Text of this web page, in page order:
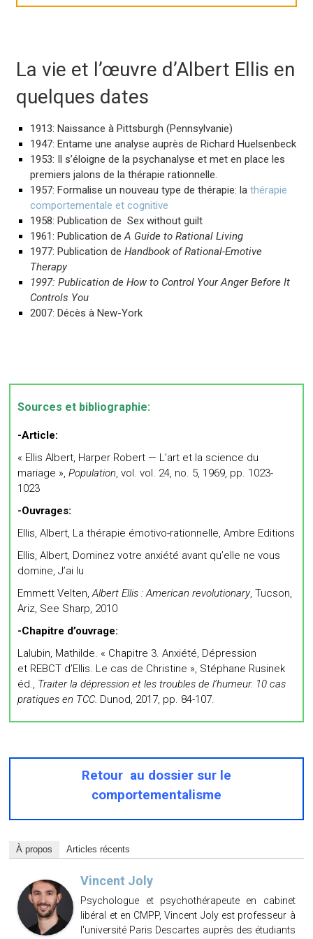
La vie et l’œuvre d’Albert Ellis en
quelques dates
1913: Naissance à Pittsburgh (Pennsylvanie)
1947: Entame une analyse auprès de Richard Huelsenbeck
1953: Il s’éloigne de la psychanalyse et met en place les
premiers jalons de la thérapie rationnelle.
1957: Formalise un nouveau type de thérapie: la thérapie
comportementale et cognitive
1958: Publication de Sex without guilt
1961: Publication deA Guide to Rational Living
1977: Publication deHandbook of Rational-Emotive
Therapy
1997: Publication de How to Control Your Anger Before It
Controls You
2007: Décès à New-York
Sources et bibliographie:
-Article:
« Ellis Albert, Harper Robert — L’art et la science du
mariage »,Population , vol. vol. 24, no. 5, 1969, pp. 1023-
1023
-Ouvrages:
Ellis, Albert, La thérapie émotivo-rationnelle, Ambre Editions
Ellis, Albert, Dominez votre anxiété avant qu’elle ne vous
domine, J’ai lu
EmmettVelten ,Albert Ellis : American revolutionary, Tucson,
Ariz, See Sharp, 2010
-Chapitre d’ouvrage:
Lalubin , Mathilde. « Chapitre 3. Anxiété, Dépression
et REBCT d’Ellis. Le cas de Christine », Stéphane Rusinek
éd., Traiter la dépression et les troubles de l’humeur. 10 cas
pratiques en TCC. Dunod, 2017, pp. 84-107.
Retour au dossier sur le
comportementalisme
À propos Articles récents
Vincent Joly
Psychologue et psychothérapeute en cabinet
libéral et en CMPP, Vincent Joly est professeur à
l'université Paris Descartes auprès des étudiants